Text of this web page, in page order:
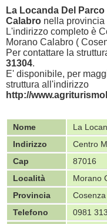
La Locanda Del Parco
Calabro nella provincia
L'indirizzo completo è
Morano Calabro (
Per contattare la
31304.
E' disponibile, per
struttura all'indirizzo
http://
Nome
La
Indirizzo
Centro
Cap
87016
Località
Morano
Provincia
Cosenza
Telefono
0981